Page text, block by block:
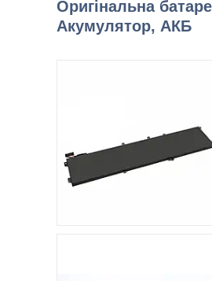
Оригінальна
Акумулятор, АКБ